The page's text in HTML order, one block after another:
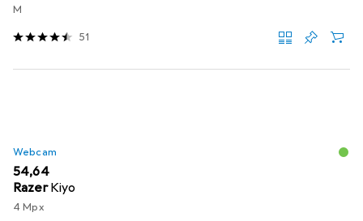
M
51
Webcam
EUR
54,64
Razer Kiyo
4 Mpx